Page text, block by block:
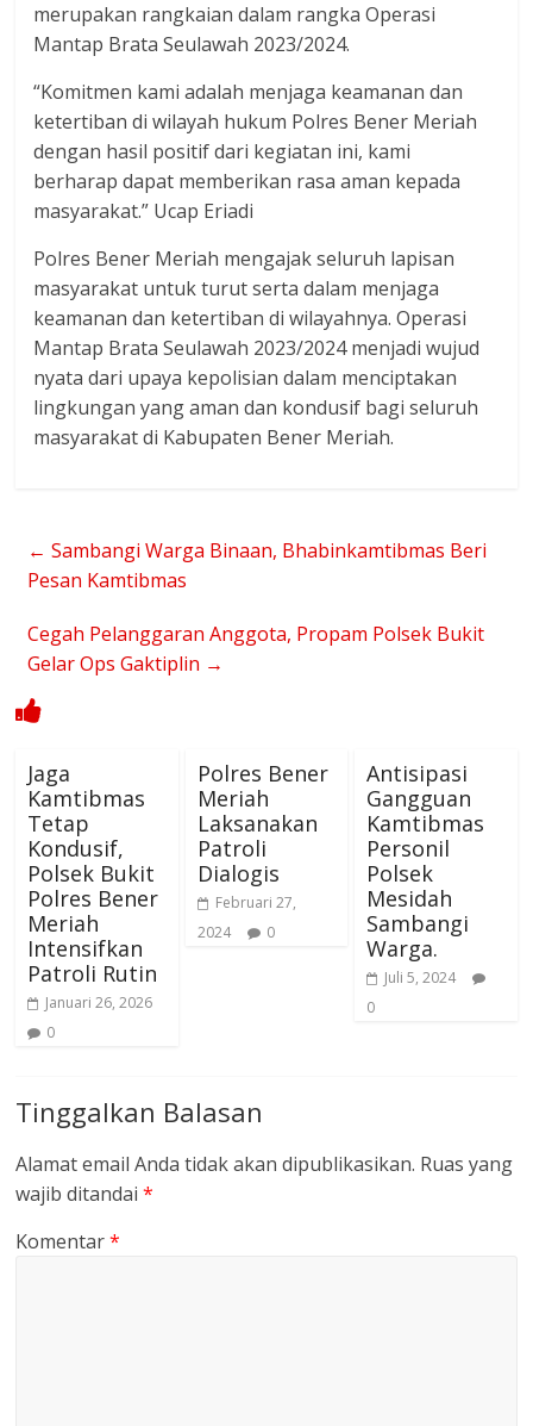
merupakan rangkaian dalam rangka Operasi
Mantap Brata Seulawah 2023/2024.
“Komitmen kami adalah menjaga keamanan dan
ketertiban di wilayah hukum Polres Bener Meriah
dengan hasil positif dari kegiatan ini, kami
berharap dapat memberikan rasa aman kepada
masyarakat.” Ucap Eriadi
Polres Bener Meriah mengajak seluruh lapisan
masyarakat untuk turut serta dalam menjaga
keamanan dan ketertiban di wilayahnya. Operasi
Mantap Brata Seulawah 2023/2024 menjadi wujud
nyata dari upaya kepolisian dalam menciptakan
lingkungan yang aman dan kondusif bagi seluruh
masyarakat di Kabupaten Bener Meriah.
← Sambangi Warga Binaan, Bhabinkamtibmas Beri
Pesan Kamtibmas
Cegah Pelanggaran Anggota, Propam Polsek Bukit
Gelar Ops Gaktiplin →
Jaga
Kamtibmas
Tetap
Kondusif,
Polsek Bukit
Polres Bener
Meriah
Intensifkan
Patroli Rutin
Januari 26, 2026
0
Polres Bener
Meriah
Laksanakan
Patroli
Dialogis
Februari 27,
2024
0
Antisipasi
Gangguan
Kamtibmas
Personil
Polsek
Mesidah
Sambangi
Warga.
Juli 5, 2024
0
Tinggalkan Balasan
Alamat email Anda tidak akan dipublikasikan. Ruas yang
wajib ditandai*
Komentar*